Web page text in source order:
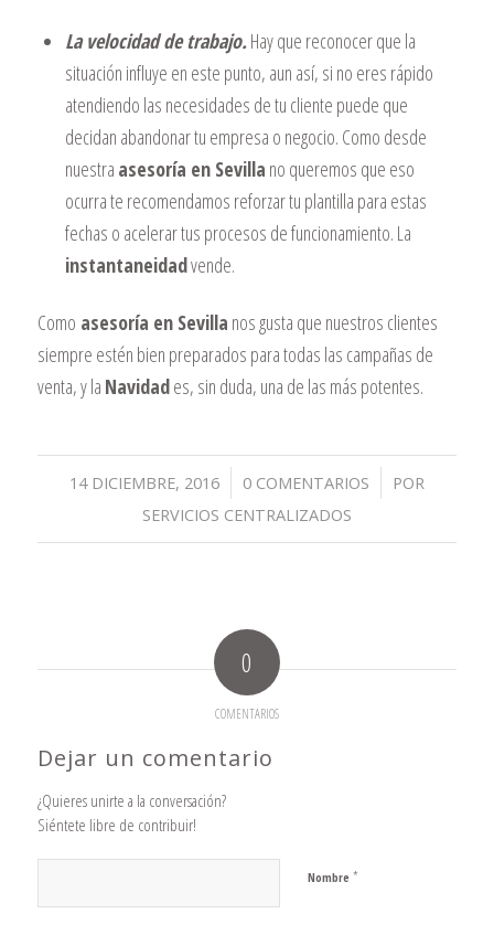
La velocidad de trabajo.Hay que reconocer que la
situación influye en este punto, aun así, si no eres rápido
atendiendo las necesidades de tu cliente puede que
decidan abandonar tu empresa o negocio. Como desde
nuestra asesoría en Sevilla no queremos que eso
ocurra te recomendamos reforzar tu plantilla para estas
fechas o acelerar tus procesos de funcionamiento. La
instantaneidadvende.
Como asesoría en Sevilla nos gusta que nuestros clientes
siempre estén bien preparados para todas las campañas de
venta, y la Navidades, sin duda, una de las más potentes.
14 DICIEMBRE, 2016
/ 0 COMENTARIOS
/
POR
SERVICIOS CENTRALIZADOS
0
COMENTARIOS
Dejar un comentario
¿Quieres unirte a la conversación?
Siéntete libre de contribuir!
Nombre *